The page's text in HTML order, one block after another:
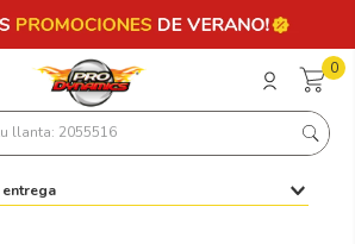
0
tu llanta: 2055516
Términos más buscados